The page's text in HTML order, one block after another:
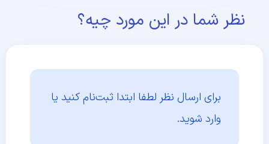
نظر شما در این مورد چیه؟
برای ارسال نظر لطفا ابتدا ثبت‌نام کنید یا
وارد شوید.